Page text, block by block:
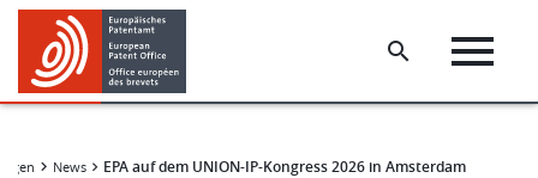
Skip
main
content
Skip
footer
News EPA auf dem UNION-IP-Kongress 2026 in Amsterdam